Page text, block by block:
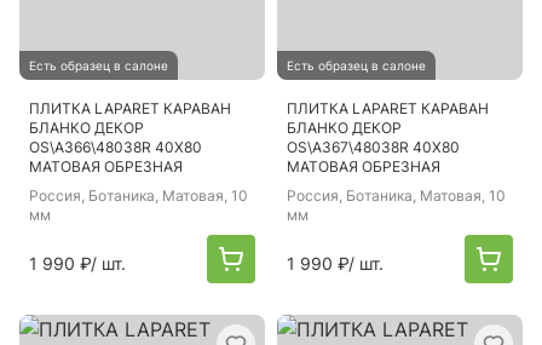
Есть образец в салоне
ПЛИТКА LAPARET КАРАВАН
БЛАНКО ДЕКОР
OS\A366\48038R 40Х80
МАТОВАЯ ОБРЕЗНАЯ
Россия, Ботаника, Матовая, 10
мм
1 990 ₽/ шт.
Есть образец в салоне
ПЛИТКА LAPARET КАРАВАН
БЛАНКО ДЕКОР
OS\A367\48038R 40Х80
МАТОВАЯ ОБРЕЗНАЯ
Россия, Ботаника, Матовая, 10
мм
1 990 ₽/ шт.